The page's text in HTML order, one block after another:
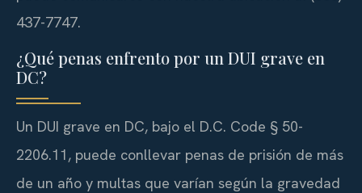
437-7747.
¿Qué penas enfrento por un DUI grave en
DC?
Un DUI grave en DC, bajo el D.C. Code § 50-
2206.11, puede conllevar penas de prisión de más
de un año y multas que varían según la gravedad